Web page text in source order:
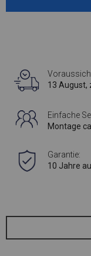
13 August,
Einfache
Montage
Garantie:
10 Jahre